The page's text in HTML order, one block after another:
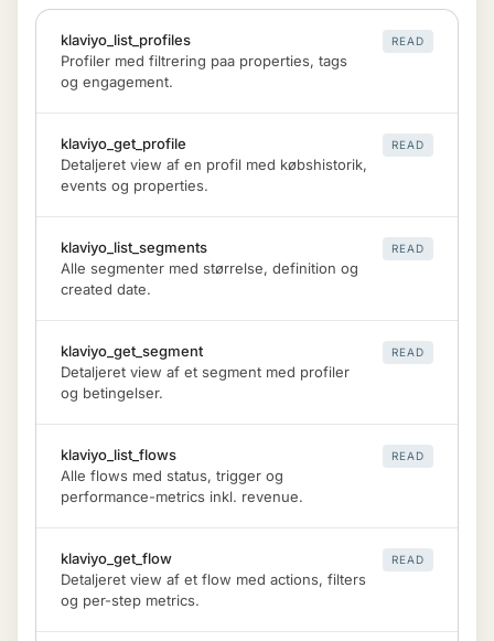
klaviyo_list_profiles
Profiler med filtrering paa properties, tags
og engagement.
READ
klaviyo_get_profile
Detaljeret view af en profil med købshistorik,
events og properties.
READ
klaviyo_list_segments
Alle segmenter med størrelse, definition og
created date.
READ
klaviyo_get_segment
Detaljeret view af et segment med profiler
og betingelser.
READ
klaviyo_list_flows
Alle flows med status, trigger og
performance-metrics inkl. revenue.
READ
klaviyo_get_flow
Detaljeret view af et flow med actions, filters
og per-step metrics.
READ